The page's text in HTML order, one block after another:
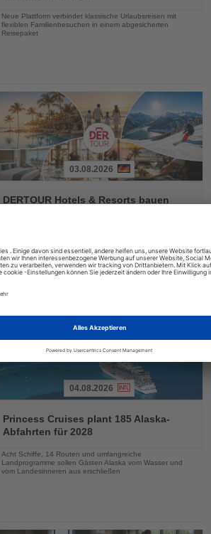
Neue Plattform verbindet klassische Urlaubsreisen mit
flexiblen Familienbesuchen in einem abgesicherten
Reisepaket
Sie
03.08.2026
DERTOUR Hotels & Resorts bauen
Wintersaison 2026/27
Sie
die
04.08.2026
Princess Cruises plant 185 Alaska-
Abfahrten für 2028
Acht Schiffe, 14 Routen und umfangreiche
Landprogramme sollen Gästen Alaska vom Wasser und
vom Landesinneren aus erschließen